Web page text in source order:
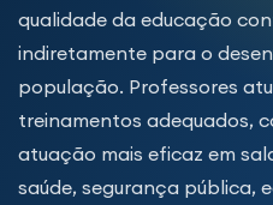
qualidade da educação
indiretamente para o
população. Professores
treinamentos adequados,
atuação mais eficaz em
saúde, segurança pública,